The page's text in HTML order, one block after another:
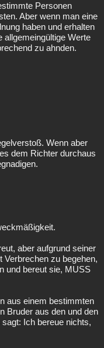
Personen
Aber wenn man eine
haben und erhalten
allgemeingültige Werte
zu ahnden.
Wenn aber
dem Richter durchaus
aber aufgrund seiner
Verbrechen zu begehen,
und bereut sie, MUSS
aus einem bestimmten
Bruder aus den und den
Ich bereue nichts,